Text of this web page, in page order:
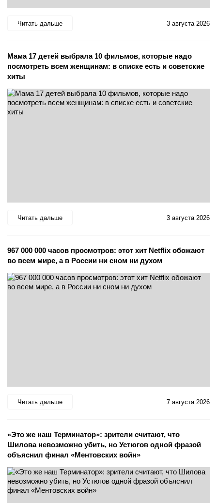
Читать дальше 3 августа 2026
Мама 17 детей выбрала 10 фильмов, которые надо
посмотреть всем женщинам: в списке есть и советские
хиты
Читать дальше 3 августа 2026
967 000 000 часов просмотров: этот хит Netflix обожают
во всем мире, а в России ни сном ни духом
Читать дальше 7 августа 2026
«Это же наш Терминатор»: зрители считают, что
Шилова невозможно убить, но Устюгов одной фразой
объяснил финал «Ментовских войн»